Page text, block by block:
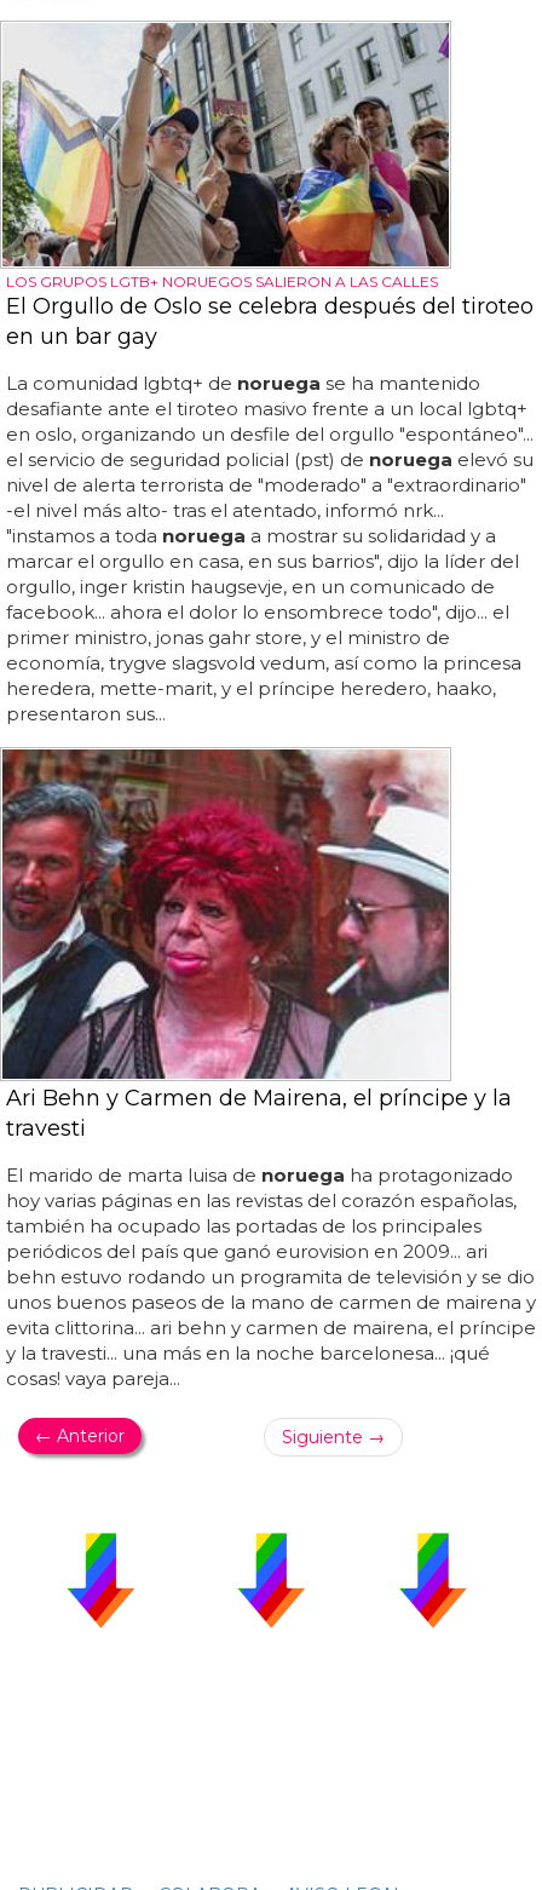
LOS GRUPOS LGTB+ NORUEGOS SALIERON A LAS CALLES
El Orgullo de Oslo se celebra después del tiroteo
en un bar gay
La comunidad lgbtq+ de noruega se ha mantenido
desafiante ante el tiroteo masivo frente a un local lgbtq+
en oslo, organizando un desfile del orgullo "espontáneo"...
el servicio de seguridad policial (pst) de noruega elevó su
nivel de alerta terrorista de "moderado" a "extraordinario"
-el nivel más alto- tras el atentado, informó nrk...
"instamos a toda noruega a mostrar su solidaridad y a
marcar el orgullo en casa, en sus barrios", dijo la líder del
orgullo, inger kristin haugsevje, en un comunicado de
facebook... ahora el dolor lo ensombrece todo", dijo... el
primer ministro, jonas gahr store, y el ministro de
economía, trygve slagsvold vedum, así como la princesa
heredera, mette-marit, y el príncipe heredero, haako,
presentaron sus...
Ari Behn y Carmen de Mairena, el príncipe y la
travesti
El marido de marta luisa de noruega ha protagonizado
hoy varias páginas en las revistas del corazón españolas,
también ha ocupado las portadas de los principales
periódicos del país que ganó eurovision en 2009... ari
behn estuvo rodando un programita de televisión y se dio
unos buenos paseos de la mano de carmen de mairena y
evita clittorina... ari behn y carmen de mairena, el príncipe
y la travesti... una más en la noche barcelonesa... ¡qué
cosas! vaya pareja...
← Anterior Siguiente →